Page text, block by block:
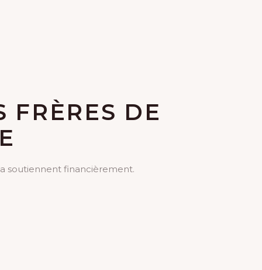
FRÈRES DE
soutiennent financièrement.